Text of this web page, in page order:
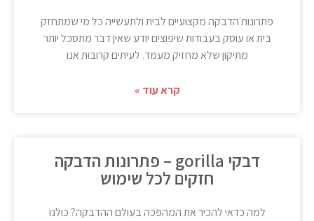
פתרונות הדבקה מקצועיים לבית ולתעשייה כל מי שמתחזק
בית או עוסק בעבודות שיפוצים יודע שאין דבר מתסכל יותר
מתיקון שלא מחזיק מעמד. לעיתים קרובות אנו
קרא עוד »
דבקי gorilla – פתרונות הדבקה
חזקים לכל שימוש
למה כדאי להכיר את המהפכה בעולם ההדבקה? כולנו